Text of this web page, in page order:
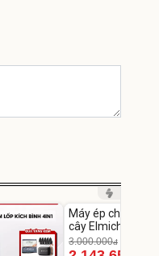
-28%
Unmute
Máy ép chậm trái
cây Elmich JEE
1855OL
3.000.000đ